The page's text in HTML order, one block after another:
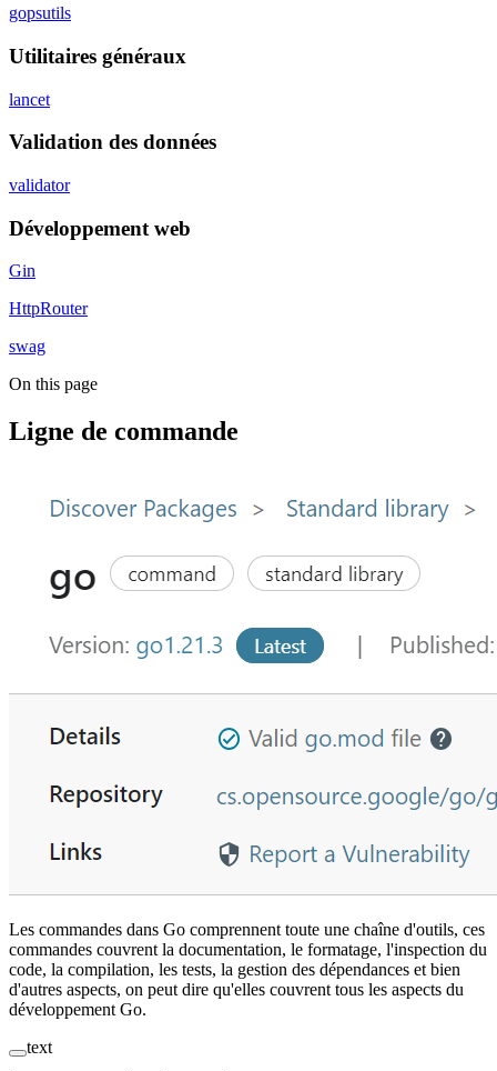
gopsutils
Utilitaires généraux
lancet
Validation des données
validator
Développement web
Gin
HttpRouter
swag
On this page
Ligne de commande
Les commandes dans Go comprennent toute une chaîne d'outils, ces
commandes couvrent la documentation, le formatage, l'inspection du
code, la compilation, les tests, la gestion des dépendances et bien
d'autres aspects, on peut dire qu'elles couvrent tous les aspects du
développement Go.
text